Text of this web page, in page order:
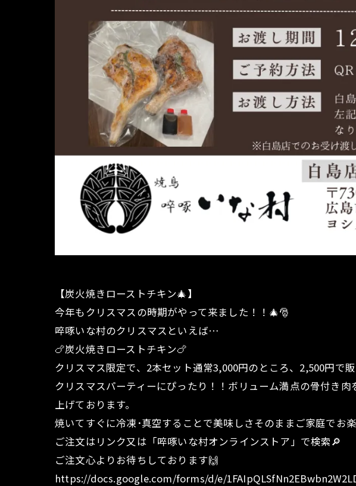
【炭火焼きローストチキン🎄】
今年もクリスマスの時期がやって来ました！！🎄🎅
啐啄いな村のクリスマスといえば…
🍗炭火焼きローストチキン🍗
クリスマス限定で、2本セット通常3,000円のところ、2,500円で
クリスマスパーティーにぴったり！！ボリューム満点の骨付き
上げております。
焼いてすぐに冷凍･真空することで美味しさそのままご家庭でお
ご注文はリンク又は「啐啄いな村オンラインストア」で検索🔎
ご注文心よりお待ちしております🙌
https://docs.google.com/forms/d/e/